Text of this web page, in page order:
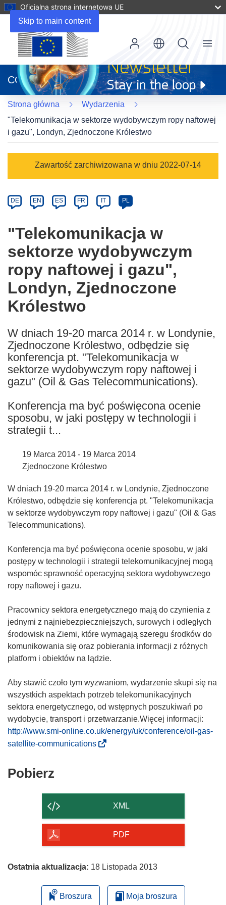
Skip to main content
Oficjalna strona internetowa UE
otworzy
się
w
nowym
oknie)
CORDIS
Menu
Strona główna
Wydarzenia
"Telekomunikacja w sektorze wydobywczym ropy naftowej
i gazu", Londyn, Zjednoczone Królestwo
category
Zawartość zarchiwizowana w dniu 2022-07-14
Article
available
following
languages:
DE EN ES FR IT PL
"Telekomunikacja w
sektorze wydobywczym
ropy naftowej i gazu",
Londyn, Zjednoczone
Królestwo
W dniach 19-20 marca 2014 r. w Londynie,
Zjednoczone Królestwo, odbędzie się
konferencja pt. "Telekomunikacja w
sektorze wydobywczym ropy naftowej i
gazu" (Oil & Gas Telecommunications).
Konferencja ma być poświęcona ocenie
sposobu, w jaki postępy w technologii i
strategii t...
19 Marca 2014 - 19 Marca 2014
Zjednoczone Królestwo
W dniach 19-20 marca 2014 r. w Londynie, Zjednoczone
Królestwo, odbędzie się konferencja pt. "Telekomunikacja
w sektorze wydobywczym ropy naftowej i gazu" (Oil & Gas
Telecommunications).
Konferencja ma być poświęcona ocenie sposobu, w jaki
postępy w technologii i strategii telekomunikacyjnej mogą
wspomóc sprawność operacyjną sektora wydobywczego
ropy naftowej i gazu.
Pracownicy sektora energetycznego mają do czynienia z
jednymi z najniebezpieczniejszych, surowych i odległych
środowisk na Ziemi, które wymagają szeregu środków do
komunikowania się oraz pobierania informacji z różnych
platform i obiektów na lądzie.
Aby stawić czoło tym wyzwaniom, wydarzenie skupi się na
wszystkich aspektach potrzeb telekomunikacyjnych
sektora energetycznego, od wstępnych poszukiwań po
wydobycie, transport i przetwarzanie.Więcej informacji:
http://www.smi-online.co.uk/energy/uk/conference/oil-gas-
satellite-communications(
t
o
Pobierz
strony
XML
PDF
Ostatnia aktualizacja: 18 Listopada 2013
Broszura Moja broszura